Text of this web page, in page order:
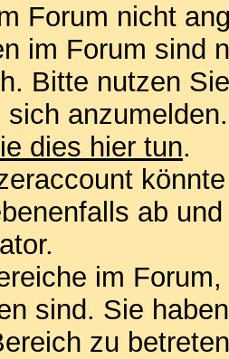
Forum nicht
im Forum sind
Bitte nutzen
sich
dies hier tun.
ab
im
sind. Sie
zu